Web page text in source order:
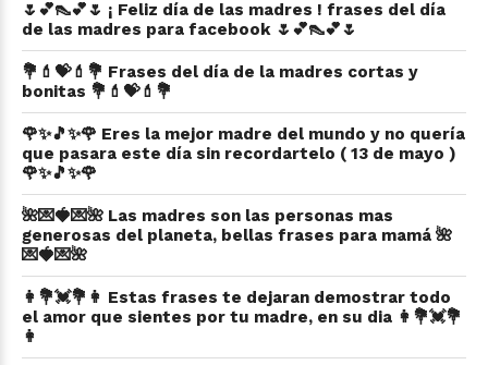
🌷💕👠💕🌷 ¡ Feliz día de las madres ! frases del día
de las madres para facebook 🌷💕👠💕🌷
💐💄💝💄💐 Frases del día de la madres cortas y
bonitas 💐💄💝💄💐
🌹✨🎵✨🌹 Eres la mejor madre del mundo y no quería
que pasara este día sin recordartelo ( 13 de mayo )
🌹✨🎵✨🌹
🌺💌🍓💌🌺 Las madres son las personas mas
generosas del planeta, bellas frases para mamá 🌺
💌🍓💌🌺
👩💐💓💐👩 Estas frases te dejaran demostrar todo
el amor que sientes por tu madre, en su dia 👩💐💓💐
👩